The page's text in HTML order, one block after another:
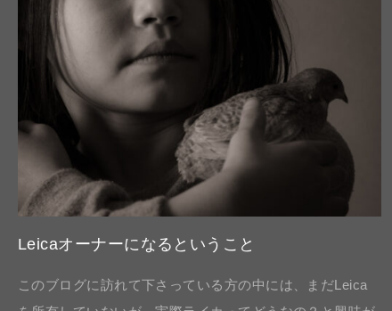
Leicaオーナーになるということ
このブログに訪れて下さっている方の中には、まだLeica